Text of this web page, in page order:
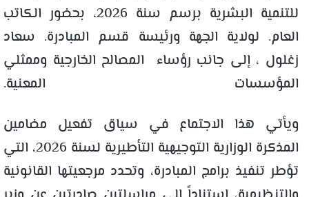
للتنمية البشرية
برسم سنة 2026، بحضور الكاتب
العام. لولاية الجهة ورئيسة قسم المبادرة. سعاد
زغلول ، إلى جانب رؤساء المصالح الخارجية وممثلي
المؤسسات المعنية.
ويأتي هذا الاجتماع في سياق تفعيل مضامين
المذكرة الوزارية التوجيهية التأطيرية لسنة 2026، التي
تؤطر تنفيذ برامج المبادرة، وتحدد مرجعيتها القانونية